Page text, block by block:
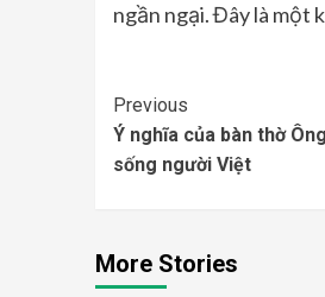
ngần ngại. Đây là một
Continue
Reading
Previous
Ý nghĩa của bàn thờ
sống người Việt
More Stories